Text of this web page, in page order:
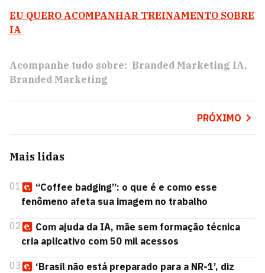
EU QUERO ACOMPANHAR TREINAMENTO SOBRE
IA
Acompanhe tudo sobre: Branded Marketing IA
Branded Marketing
PRÓXIMO
Mais lidas
01
“Coffee badging”: o que é e como esse
fenômeno afeta sua imagem no trabalho
02
Com ajuda da IA, mãe sem formação técnica
cria aplicativo com 50 mil acessos
03
‘Brasil não está preparado para a NR-1’, diz